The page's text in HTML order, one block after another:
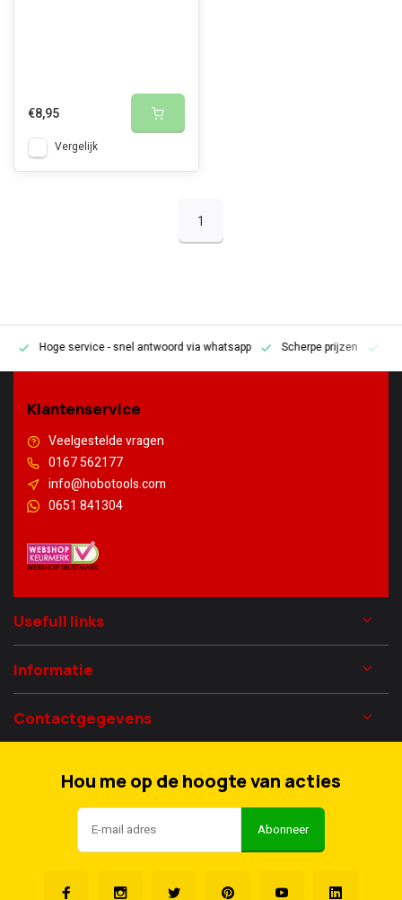
€8,95
Vergelijk
1
Hoge service- snel antwoord via whatsapp Scherpe prijzen
Klantenservice
Veelgestelde vragen
0167 562177
info@hobotools.com
0651 841304
Usefull links
Informatie
Contactgegevens
Hou me op de hoogte van acties
Abonneer